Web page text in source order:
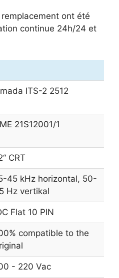
ont été
continue 24h/24 et
ITS-2 2512
21S12001/1
CRT
45 kHz horizontal, 50-
Hz vertikal
Flat 10 PIN
compatible to the
- 220 Vac